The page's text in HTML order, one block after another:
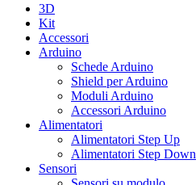
3D
Kit
Accessori
Arduino
Schede Arduino
Shield per Arduino
Moduli Arduino
Accessori Arduino
Alimentatori
Alimentatori Step Up
Alimentatori Step Down
Sensori